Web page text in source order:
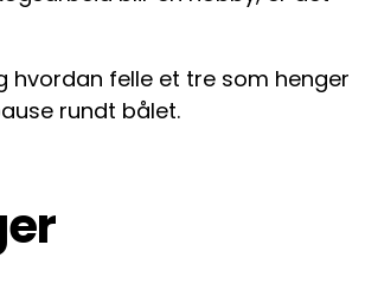
hvordan felle et tre som henger
rundt bålet.